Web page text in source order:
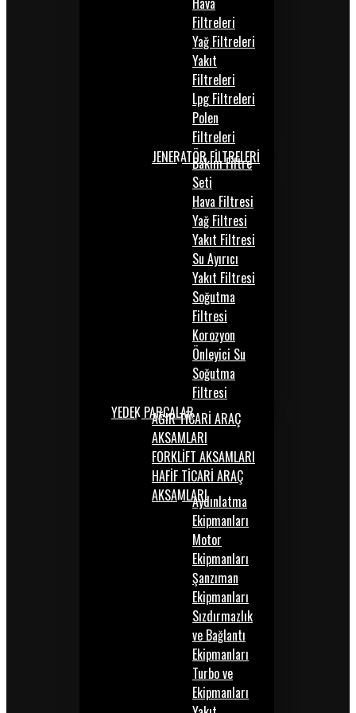
Filtreleri
Yağ Filtreleri
Yakıt
Filtreleri
Lpg Filtreleri
Polen
Filtreleri
JENERATÖR FİLTRELERİ
Bakım Filtre
Seti
Hava Filtresi
Yağ Filtresi
Yakıt Filtresi
Su Ayırıcı
Yakıt Filtresi
Soğutma
Filtresi
Korozyon
Önleyici Su
Soğutma
Filtresi
YEDEK PARÇALARAĞIR TİCARİ ARAÇ
AKSAMLARI
FORKLİFT AKSAMLARI
HAFİF TİCARİ ARAÇ
AKSAMLARIAydınlatma
Ekipmanları
Motor
Ekipmanları
Şanzıman
Ekipmanları
Sızdırmazlık
ve Bağlantı
Ekipmanları
Turbo ve
Ekipmanları